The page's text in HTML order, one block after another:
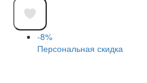
-8%
Персональная скидка